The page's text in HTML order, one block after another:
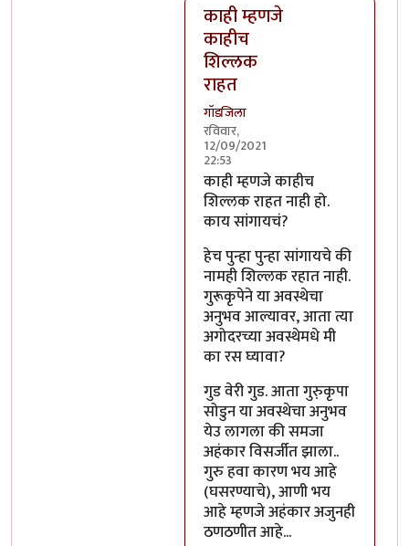
काही म्हणजे
काहीच
शिल्लक
राहत
गॉडजिला
रविवार,
12/09/2021
22:53
In reply toअहो, यानंतर
काही म्हणजे काहीच
शिल्लक राहत नाही हो.
काय सांगायचं?
हेच पुन्हा पुन्हा सांगायचे की
नामही शिल्लक रहात नाही.
गुरूकृपेने या अवस्थेचा
अनुभव आल्यावर, आता त्या
अगोदरच्या अवस्थेमधे मी
का रस घ्यावा?
गुड वेरी गुड. आता गुरु़कृपा
सोडुन या अवस्थेचा अनुभव
येउ लागला की समजा
अहंकार विसर्जीत झाला..
गुरु हवा कारण भय आहे
(घसरण्याचे), आणी भय
आहे म्हणजे अहंकार अजुनही
ठणठणीत आहे...